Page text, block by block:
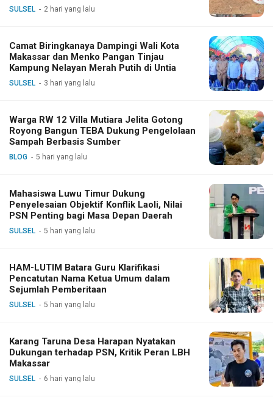
SULSEL 2 hari yang lalu
Camat Biringkanaya Dampingi Wali Kota
Makassar dan Menko Pangan Tinjau
Kampung Nelayan Merah Putih di Untia
SULSEL 3 hari yang lalu
Warga RW 12 Villa Mutiara Jelita Gotong
Royong Bangun TEBA Dukung Pengelolaan
Sampah Berbasis Sumber
BLOG 5 hari yang lalu
Mahasiswa Luwu Timur Dukung
Penyelesaian Objektif Konflik Laoli, Nilai
PSN Penting bagi Masa Depan Daerah
SULSEL 5 hari yang lalu
HAM-LUTIM Batara Guru Klarifikasi
Pencatutan Nama Ketua Umum dalam
Sejumlah Pemberitaan
SULSEL 5 hari yang lalu
Karang Taruna Desa Harapan Nyatakan
Dukungan terhadap PSN, Kritik Peran LBH
Makassar
SULSEL 6 hari yang lalu